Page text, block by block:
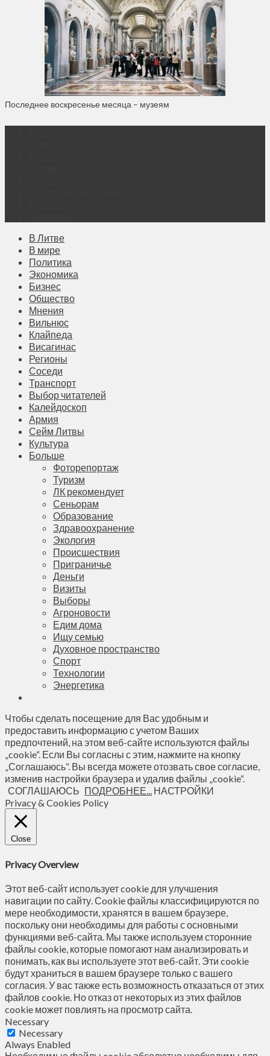
Последнее воскресенье месяца – музеям
В Литве
В мире
Политика
Экономика
Бизнес
Общество
Мнения
Вильнюс
Клайпеда
Висагинас
Регионы
Соседи
Транспорт
Выбор читателей
Калейдоскоп
Армия
Сейм Литвы
Культура
Больше
Фоторепортаж
Туризм
ЛК рекомендует
Сеньорам
Образование
Здравоохранение
Экология
Происшествия
Приграничье
Деньги
Визиты
Выборы
Агроновости
Едим дома
Ищу семью
Духовное пространство
Спорт
Технологии
Энергетика
Чтобы сделать посещение для Вас удобным и
предоставить информацию с учетом Ваших
предпочтений, на этом веб-сайте используются файлы
„cookie“. Если Вы согласны с этим, нажмите на кнопку
„Соглашаюсь“. Вы всегда можете отозвать свое согласие,
изменив настройки браузера и удалив файлы „cookie“.
СОГЛАШАЮСЬ ПОДРОБНЕЕ... НАСТРОЙКИ
Privacy & Cookies Policy
Close
Privacy Overview
Этот веб-сайт использует cookie для улучшения
навигации по сайту. Сookie файлы классифицируются по
мере необходимости, хранятся в вашем браузере,
поскольку они необходимы для работы с основными
функциями веб-сайта. Мы также используем сторонние
файлы cookie, которые помогают нам анализировать и
понимать, как вы используете этот веб-сайт. Эти cookie
будут храниться в вашем браузере только с вашего
согласия. У вас также есть возможность отказаться от этих
файлов cookie. Но отказ от некоторых из этих файлов
cookie может повлиять на просмотр сайта.
Necessary
Necessary
Always Enabled